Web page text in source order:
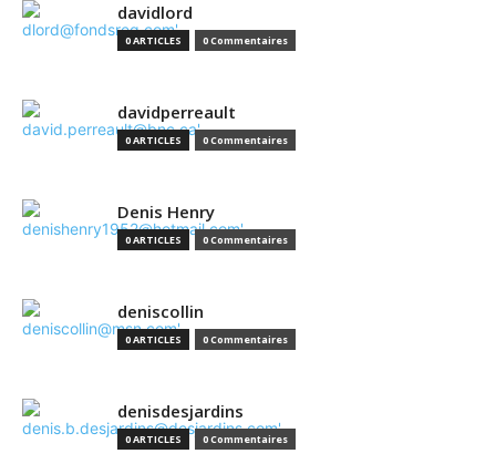
davidlord
0 ARTICLES 0 Commentaires
davidperreault
0 ARTICLES 0 Commentaires
Denis Henry
0 ARTICLES 0 Commentaires
deniscollin
0 ARTICLES 0 Commentaires
denisdesjardins
0 ARTICLES 0 Commentaires